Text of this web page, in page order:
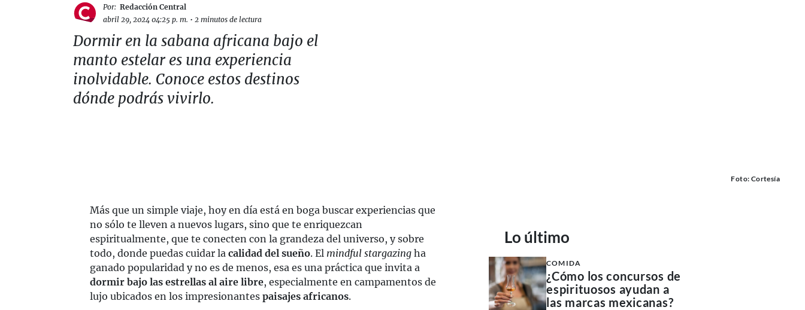
Por: Redacción Central
abril 29, 2024 04:25 p. m. • 2 minutos de lectura
Dormir en la sabana africana bajo el
manto estelar es una experiencia
inolvidable. Conoce estos destinos
dónde podrás vivirlo.
Foto: Cortesía
Más que un simple viaje, hoy en día está en boga buscar experiencias que
no sólo te lleven a nuevos lugars, sino que te enriquezcan
espiritualmente, que te conecten con la grandeza del universo, y sobre
todo, donde puedas cuidar la calidad del sueño. El mindful stargazing ha
ganado popularidad y no es de menos, esa es una práctica que invita a
dormir bajo las estrellas al aire libre, especialmente en campamentos de
lujo ubicados en los impresionantes paisajes africanos.
Lo último
COMIDA
¿Cómo los concursos de
espirituosos ayudan a
las marcas mexicanas?